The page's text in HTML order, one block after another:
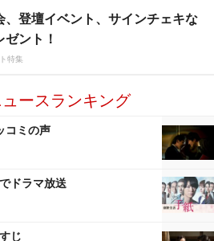
、登壇イベント、サインチェキな
ゼント！
特集
ュースランキング
コミの声
ドラマ放送
じ